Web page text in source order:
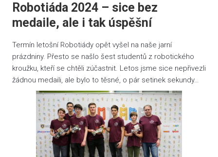
Robotiáda 2024 – sice bez
medaile, ale i tak úspěšní
Termín letošní Robotiády opět vyšel na naše jarní
prázdniny. Přesto se našlo šest studentů z robotického
kroužku, kteří se chtěli zúčastnit. Letos jsme sice nepřivezli
žádnou medaili, ale bylo to těsné, o pár setinek sekundy…